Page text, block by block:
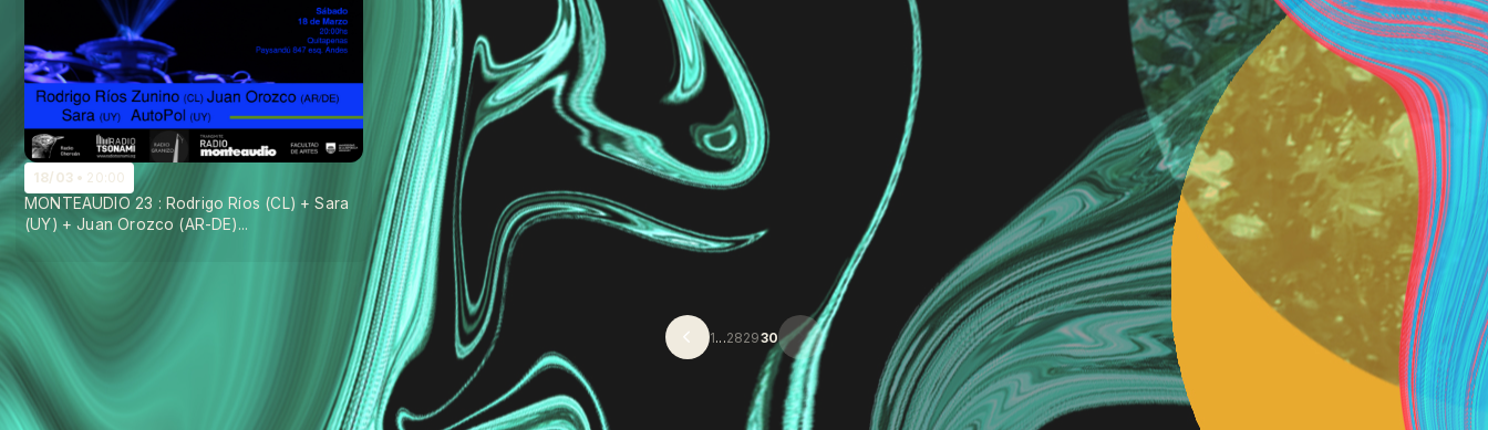
18/03 20:00
MONTEAUDIO 23 : Rodrigo Ríos (CL) + Sara
(UY) + Juan Orozco (AR-DE)...
1...282930